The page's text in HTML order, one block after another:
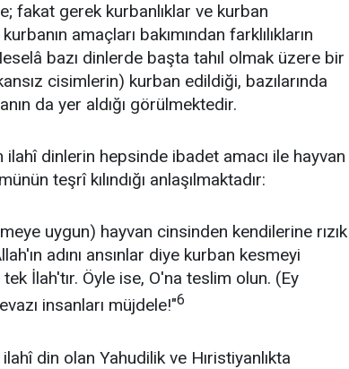
fakat gerek kurbanlıklar ve kurban
amaçları bakımından farklılıkların
bazı dinlerde başta tahıl olmak üzere bir
cisimlerin) kurban edildiği, bazılarında
da yer aldığı görülmek­tedir.
ilahî dinlerin hepsinde ibadet amacı ile hayvan
teşrî kılındığı anlaşılmaktadır:
uygun) hayvan cinsinden kendilerine rızık
adını ansınlar diye kurban kesmeyi
tek İlah'tır. Öyle ise, O'na teslim olun. (Ey
insanları müjdele!"6
din olan Yahudilik ve Hıristiyanlıkta